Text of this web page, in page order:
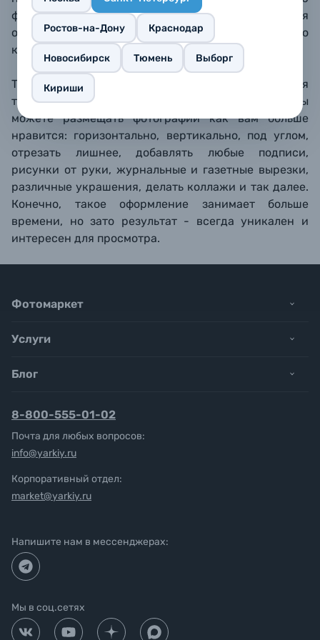
Ростов-на-Дону Краснодар
Новосибирск Тюмень Выборг
Кириши
фотографию или картинку. Твердая книжная
обложка выполнена из текстурированного
картона,
классический книжный переплет.
Традиционные альбомы - лучший вариант для
творческого оформления и скрапбукинга. Вы
можете размещать фотографии как вам больше
нравится: горизонтально, вертикально, под углом,
отрезать лишнее, добавлять любые подписи,
рисунки от руки, журнальные и газетные вырезки,
различные украшения, делать коллажи и так далее.
Конечно, такое оформление занимает больше
времени, но зато результат - всегда уникален и
интересен для просмотра.
Фотомаркет
Услуги
Блог
8-800-555-01-02
Почта для любых вопросов:
info@yarkiy.ru
Корпоративный отдел:
market@yarkiy.ru
Напишите нам в мессенджерах:
Мы в соц.сетях